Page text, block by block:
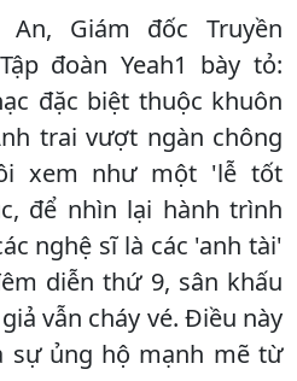
An, Giám đốc Truyền
đoàn Yeah1 bày tỏ:
đặc biệt thuộc khuôn
trai vượt ngàn chông
xem như một 'lễ tốt
để nhìn lại hành trình
nghệ sĩ là các 'anh tài'
diễn thứ 9, sân khấu
vẫn cháy vé. Điều này
sự ủng hộ mạnh mẽ từ